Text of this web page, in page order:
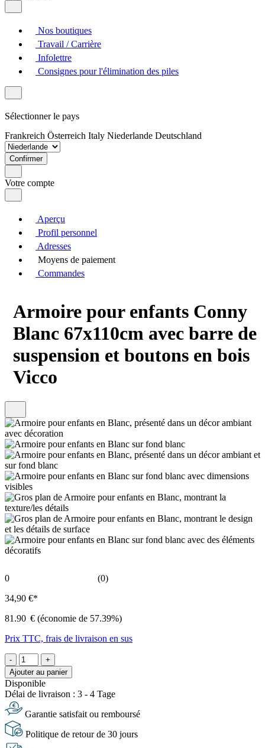
Nos boutiques
Travail / Carrière
Infolettre
Consignes pour l'élimination des piles
Sélectionner le pays
Frankreich Österreich Italy Niederlande Deutschland
Confirmer
Votre compte
Aperçu
Profil personnel
Adresses
Moyens de paiement
Commandes
Armoire pour enfants Conny
Blanc 67x110cm avec barre de
suspension et boutons en bois
Vicco
0
(0)
34,90 €*
81.90 € (économie de 57.39%)
Prix TTC, frais de livraison en sus
-
+
Ajouter au panier
Disponible
Délai de livraison : 3 - 4 Tage
Garantie satisfait ou remboursé
Politique de retour de 30 jours